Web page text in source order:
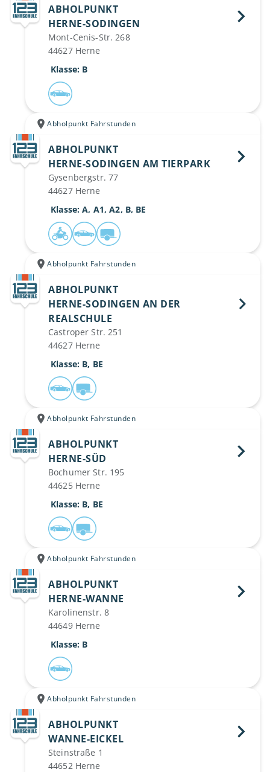
ABHOLPUNKT
HERNE-SODINGEN
Mont-Cenis-Str. 268
44627 Herne
Klasse: B
Abholpunkt Fahrstunden
ABHOLPUNKT
HERNE-SODINGEN AM TIERPARK
Gysenbergstr. 77
44627 Herne
Klasse: A, A1, A2, B, BE
Abholpunkt Fahrstunden
ABHOLPUNKT
HERNE-SODINGEN AN DER
REALSCHULE
Castroper Str. 251
44627 Herne
Klasse: B, BE
Abholpunkt Fahrstunden
ABHOLPUNKT
HERNE-SÜD
Bochumer Str. 195
44625 Herne
Klasse: B, BE
Abholpunkt Fahrstunden
ABHOLPUNKT
HERNE-WANNE
Karolinenstr. 8
44649 Herne
Klasse: B
Abholpunkt Fahrstunden
ABHOLPUNKT
WANNE-EICKEL
Steinstraße 1
44652 Herne